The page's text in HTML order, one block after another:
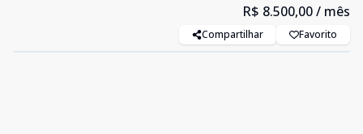
R$ 8.500,00/ mês
Compartilhar Favorito